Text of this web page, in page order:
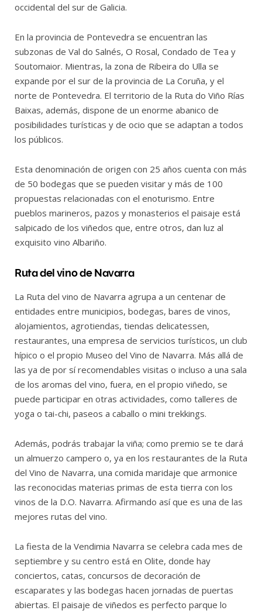
occidental del sur de Galicia.
En la provincia de Pontevedra se encuentran las
subzonas de Val do Salnés, O Rosal, Condado de Tea y
Soutomaior. Mientras, la zona de Ribeira do Ulla se
expande por el sur de la provincia de La Coruña, y el
norte de Pontevedra. El territorio de la Ruta do Viño Rías
Baixas, además, dispone de un enorme abanico de
posibilidades turísticas y de ocio que se adaptan a todos
los públicos.
Esta denominación de origen con 25 años cuenta con más
de 50 bodegas que se pueden visitar y más de 100
propuestas relacionadas con el enoturismo. Entre
pueblos marineros, pazos y monasterios el paisaje está
salpicado de los viñedos que, entre otros, dan luz al
exquisito vino Albariño.
Ruta del vino de Navarra
La Ruta del vino de Navarra agrupa a un centenar de
entidades entre municipios, bodegas, bares de vinos,
alojamientos, agrotiendas, tiendas delicatessen,
restaurantes, una empresa de servicios turísticos, un club
hípico o el propio Museo del Vino de Navarra. Más allá de
las ya de por sí recomendables visitas o incluso a una sala
de los aromas del vino, fuera, en el propio viñedo, se
puede participar en otras actividades, como talleres de
yoga o tai-chi, paseos a caballo o mini trekkings.
Además, podrás trabajar la viña; como premio se te dará
un almuerzo campero o, ya en los restaurantes de la Ruta
del Vino de Navarra, una comida maridaje que armonice
las reconocidas materias primas de esta tierra con los
vinos de la D.O. Navarra. Afirmando así que es una de las
mejores rutas del vino.
La fiesta de la Vendimia Navarra se celebra cada mes de
septiembre y su centro está en Olite, donde hay
conciertos, catas, concursos de decoración de
escaparates y las bodegas hacen jornadas de puertas
abiertas. El paisaje de viñedos es perfecto parque lo